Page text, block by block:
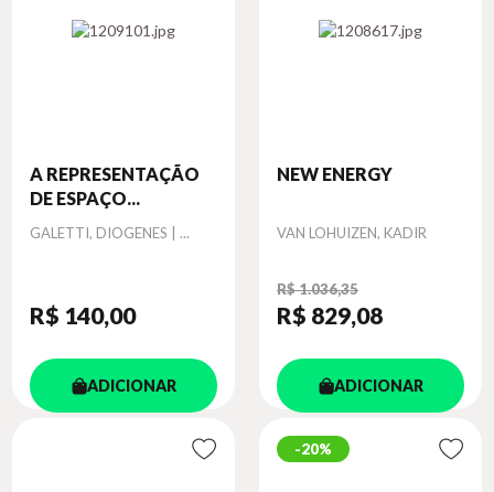
A REPRESENTAÇÃO
DE ESPAÇO...
Autor
GALETTI, DIOGENES | ...
R$ 140,00
ADICIONAR
NEW ENERGY
Autor
VAN LOHUIZEN, KADIR
R$ 1.036,35
R$ 829,08
ADICIONAR
20%